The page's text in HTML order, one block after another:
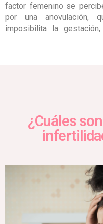
factor femenino se
por una anovulación,
imposibilita la
¿Cuáles